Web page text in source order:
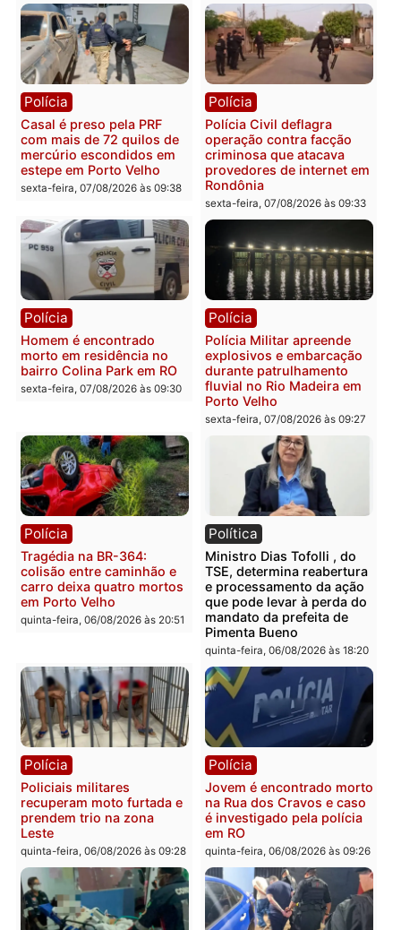
Polícia
2 MILHÕES – Unnesa
apresenta documentos
que comprovam
transparência e legalidade
na operação alvo da PF
sexta-feira, 07/08/2026 às 12:24
Polícia
Polícia Federal apreende
400 quilos de drogas e
prende motorista em RO
sexta-feira, 07/08/2026 às
Polícia
Casal é preso pela PRF
com mais de 72 quilos de
mercúrio escondidos em
estepe em Porto Velho
Polícia
Polícia Civil deflagra
operação contra facção
criminosa que atacava
provedores de internet
Rondônia
sexta-feira, 07/08/2026 às
Polícia
Homem é encontrado
morto em residência no
bairro Colina Park em RO
Polícia
Polícia Militar apreende
explosivos e
durante patrulhamento
fluvial no Rio Madeira em
Porto Velho
sexta-feira, 07/08/2026 às
Polícia
Tragédia na BR-364:
colisão entre caminhão e
carro deixa quatro mortos
em Porto Velho
quinta-feira, 06/08/2026 às 20:51
Política
Ministro Dias Tofolli , do
TSE, determina
e processamento da
que pode levar à perda
mandato da prefeita de
Pimenta Bueno